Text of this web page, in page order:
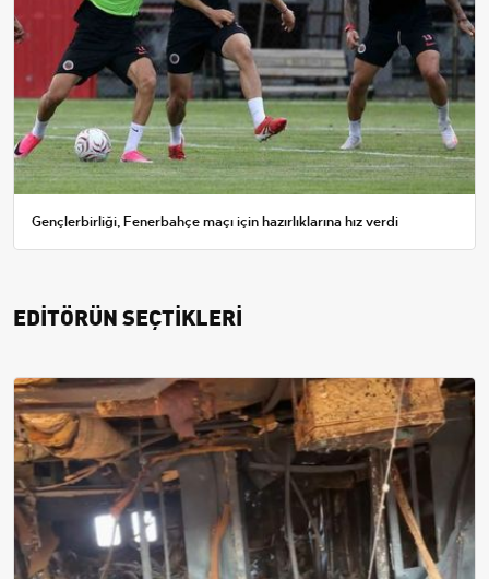
Gençlerbirliği, Fenerbahçe maçı için hazırlıklarına hız verdi
EDİTÖRÜN SEÇTİKLERİ